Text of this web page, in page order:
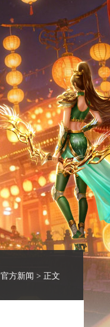
官方新闻 > 正文